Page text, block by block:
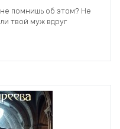
помнишь об этом? Не
твой муж вдруг